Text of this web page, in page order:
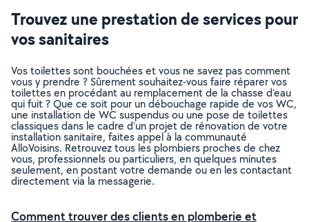
Trouvez une prestation de services pour
vos sanitaires
Vos toilettes sont bouchées et vous ne savez pas comment
vous y prendre ? Sûrement souhaitez-vous faire réparer vos
toilettes en procédant au remplacement de la chasse d’eau
qui fuit ? Que ce soit pour un débouchage rapide de vos WC,
une installation de WC suspendus ou une pose de toilettes
classiques dans le cadre d’un projet de rénovation de votre
installation sanitaire, faites appel à la communauté
AlloVoisins. Retrouvez tous les plombiers proches de chez
vous, professionnels ou particuliers, en quelques minutes
seulement, en postant votre demande ou en les contactant
directement via la messagerie.
Comment trouver des clients en plomberie et